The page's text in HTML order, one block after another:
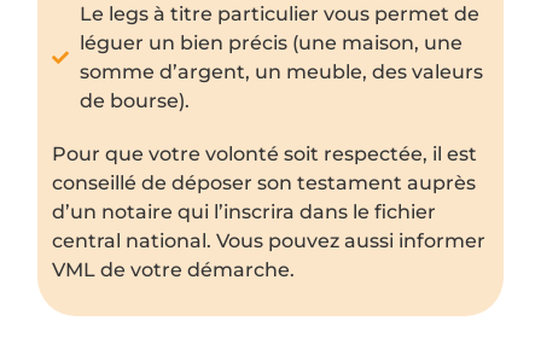
Le legs à titre particulier vous permet de
léguer un bien précis (une maison, une
somme d’argent, un meuble, des valeurs
de bourse).
Pour que votre volonté soit respectée, il est
conseillé de déposer son testament auprès
d’un notaire qui l’inscrira dans le fichier
central national. Vous pouvez aussi informer
VML de votre démarche.